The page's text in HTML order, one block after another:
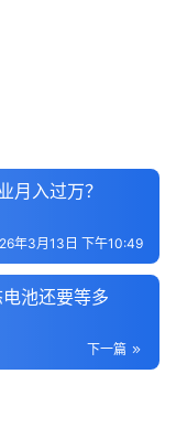
月入过万？
年3月13日 下午10:49
池还要等多
下一篇